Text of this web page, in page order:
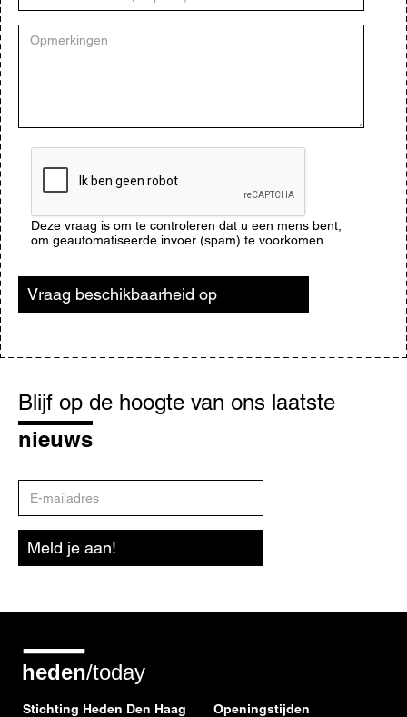
Opmerkingen
Deze vraag is om te controleren dat u een mens bent,
om geautomatiseerde invoer (spam) te voorkomen.
Vraag beschikbaarheid op
op
de
hoogte
Blijf op de hoogte van ons laatste
nieuws
mailadres
Meld je aan!
Stichting Heden Den Haag Openingstijden